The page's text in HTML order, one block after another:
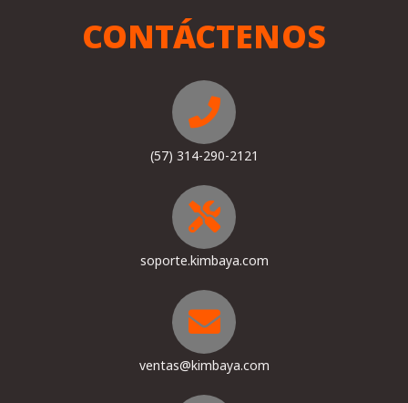
CONTÁCTENOS
(57) 314-290-2121
soporte.kimbaya.com
ventas@kimbaya.com